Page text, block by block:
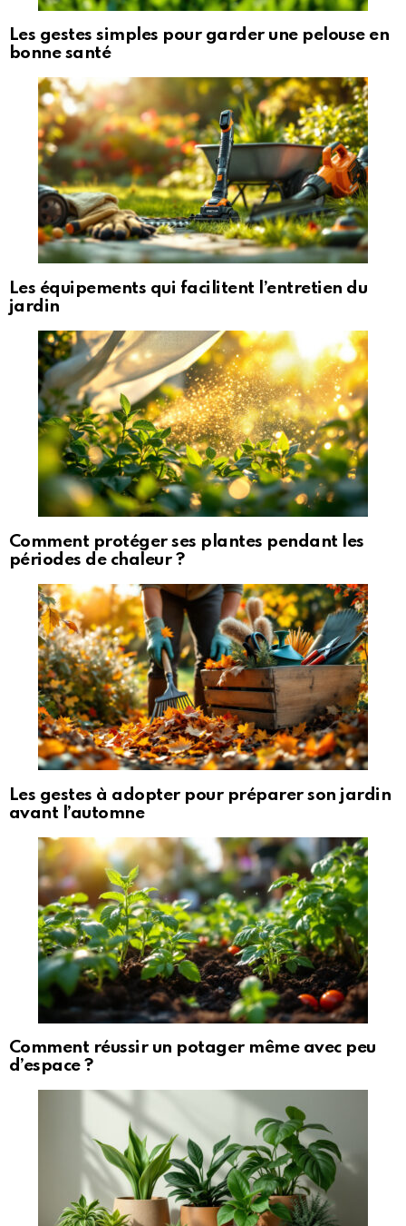
Les gestes simples pour garder une pelouse en
bonne santé
Les équipements qui facilitent l’entretien du
jardin
Comment protéger ses plantes pendant les
périodes de chaleur ?
Les gestes à adopter pour préparer son jardin
avant l’automne
Comment réussir un potager même avec peu
d’espace ?